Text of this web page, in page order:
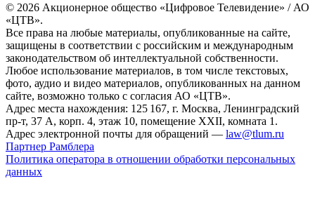
© 2026 Акционерное общество «Цифровое Телевидение» / АО
«ЦТВ».
Все права на любые материалы, опубликованные на сайте,
защищены в соответствии с российским и международным
законодательством об интеллектуальной собственности.
Любое использование материалов, в том числе текстовых,
фото, аудио и видео материалов, опубликованных на данном
сайте, возможно только с согласия АО «ЦТВ».
Адрес места нахождения: 125 167, г. Москва, Ленинградский
пр-т, 37 А, корп. 4, этаж 10, помещение XXII, комната 1.
Адрес электронной почты для обращений — law@tlum.ru
Партнер Рамблера
Политика оператора в отношении обработки персональных
данных